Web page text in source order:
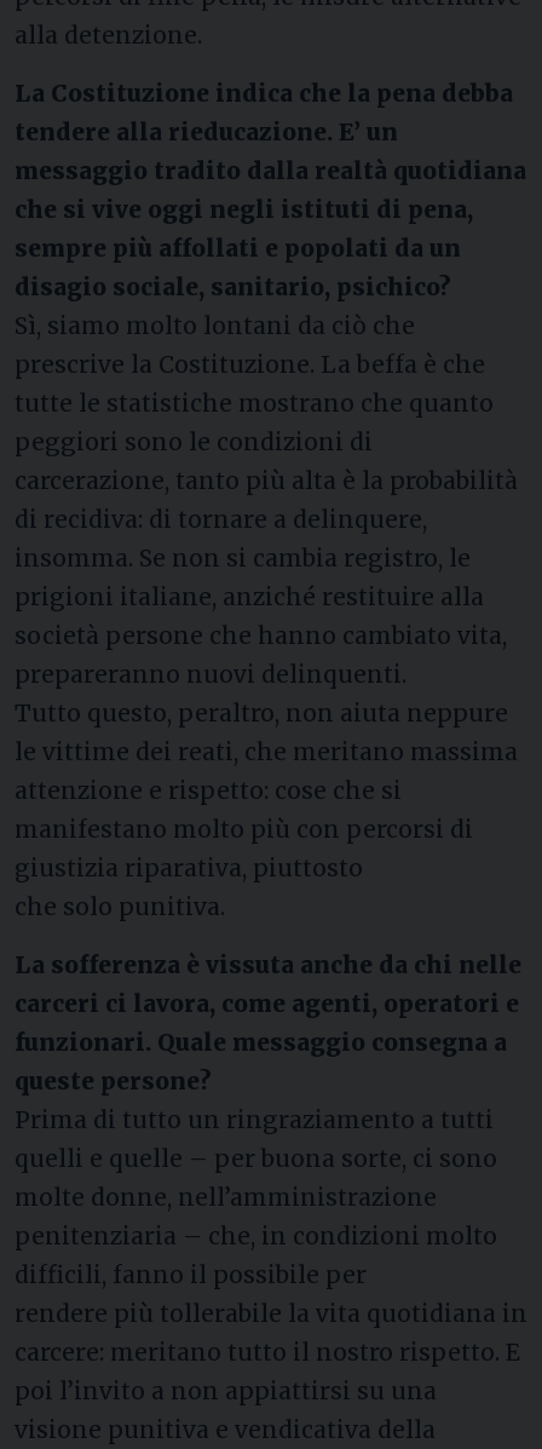
alla detenzione.
La Costituzione indica che la pena debba
tendere alla rieducazione. E’ un
messaggio tradito dalla realtà quotidiana
che si vive oggi negli istituti di pena,
sempre più affollati e popolati da un
disagio sociale, sanitario, psichico?
Sì, siamo molto lontani da ciò che
prescrive la Costituzione. La beffa è che
tutte le statistiche mostrano che quanto
peggiori sono le condizioni di
carcerazione, tanto più alta è la probabilità
di recidiva: di tornare a delinquere,
insomma. Se non si cambia registro, le
prigioni italiane, anziché restituire alla
società persone che hanno cambiato vita,
prepareranno nuovi delinquenti.
Tutto questo, peraltro, non aiuta neppure
le vittime dei reati, che meritano massima
attenzione e rispetto: cose che si
manifestano molto più con percorsi di
giustizia riparativa, piuttosto
che solo punitiva.
La sofferenza è vissuta anche da chi nelle
carceri ci lavora, come agenti, operatori e
funzionari. Quale messaggio consegna a
queste persone?
Prima di tutto un ringraziamento a tutti
quelli e quelle – per buona sorte, ci sono
molte donne, nell’amministrazione
penitenziaria – che, in condizioni molto
difficili, fanno il possibile per
rendere più tollerabile la vita quotidiana in
carcere: meritano tutto il nostro rispetto. E
poi l’invito a non appiattirsi su una
visione punitiva e vendicativa della